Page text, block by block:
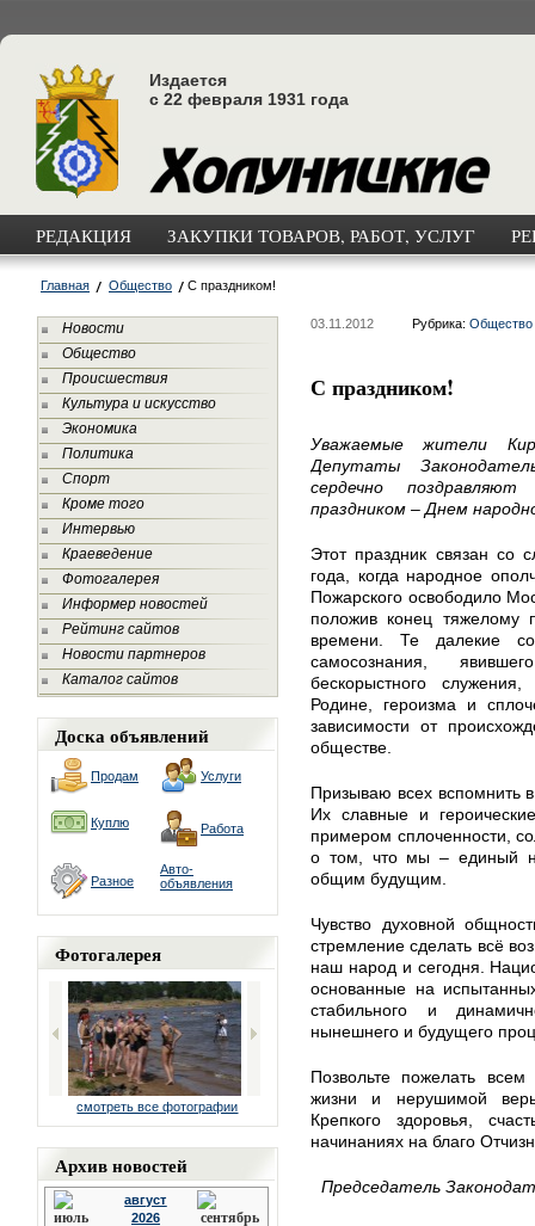
Издается
с 22 февраля 1931 года
РЕДАКЦИЯ ЗАКУПКИ ТОВАРОВ, РАБОТ, УСЛУГ
Главная Общество С праздником!
Новости
Общество
Происшествия
Культура и искусство
Экономика
Политика
Спорт
Кроме того
Интервью
Краеведение
Фотогалерея
Информер новостей
Рейтинг сайтов
Новости партнеров
Каталог сайтов
Доска объявлений
Продам Услуги
Куплю Работа
Разное
Авто-
объявления
Фотогалерея
смотреть все фотографии
Архив новостей
август
2026
03.11.2012 Рубрика: Общество
С праздником!
Уважаемые жители
Депутаты
сердечно
праздником – Днем
Этот праздник связан со
года, когда народное
Пожарского освободило
положив конец тяжелому
времени. Те далекие
самосознания,
бескорыстного
Родине, героизма и
зависимости от
обществе.
Призываю всех вспомнить
Их славные и
примером сплоченности,
о том, что мы – единый
общим будущим.
Чувство духовной
стремление сделать всё
наш народ и сегодня.
основанные на
стабильного и
нынешнего и будущего
Позвольте пожелать
жизни и нерушимой
Крепкого здоровья,
начинаниях на благо
Председатель